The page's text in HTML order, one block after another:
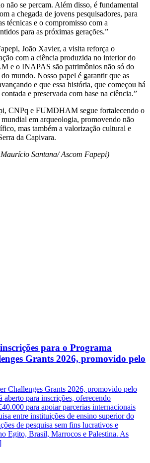
não se percam. Além disso, é fundamental
a chegada de jovens pesquisadores, para
técnicas e o compromisso com a
para as próximas gerações.”
João Xavier, a visita reforça o
com a ciência produzida no interior do
e o INAPAS são patrimônios não só do
mundo. Nosso papel é garantir que as
e que essa história, que começou há
e preservada com base na ciência.”
CNPq e FUMDHAM segue fortalecendo o
em arqueologia, promovendo não
mas também a valorização cultural e
da Capivara.
Santana/ Ascom Fapepi)
para o Programa
Grants 2026, promovido pelo
Challenges Grants 2026, promovido pelo
para inscrições, oferecendo
para apoiar parcerias internacionais
entre instituições de ensino superior do
de pesquisa sem fins lucrativos e
Egito, Brasil, Marrocos e Palestina. As